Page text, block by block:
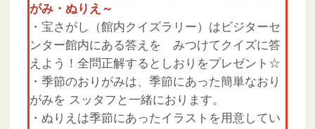
がみ・ぬりえ～
・宝さがし（館内クイズラリー）はビジターセ
ンター館内にある答えを みつけてクイズに答
えよう！全問正解するとしおりをプレゼント☆
・季節のおりがみは、季節にあった簡単なおり
がみを スッタフと一緒におります。
・ぬりえは季節にあったイラストを用意してい